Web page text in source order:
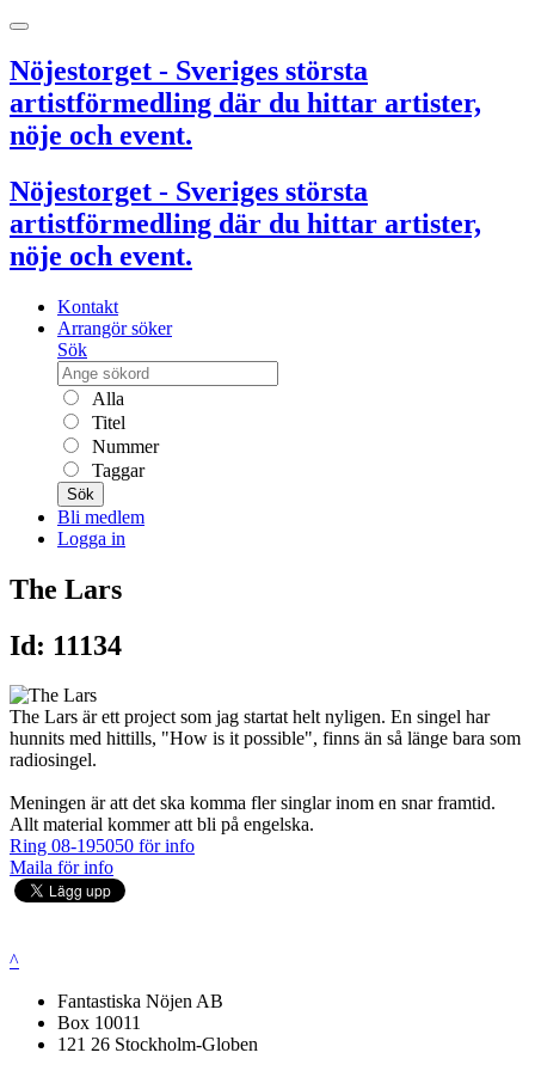
Nöjestorget - Sveriges största
artistförmedling där du hittar artister,
nöje och event.
Nöjestorget - Sveriges största
artistförmedling där du hittar artister,
nöje och event.
Kontakt
Arrangör söker
Sök
Alla
Titel
Nummer
Taggar
Sök
Bli medlem
Logga in
The Lars
Id: 11134
The Lars är ett project som jag startat helt nyligen. En singel har
hunnits med hittills, "How is it possible", finns än så länge bara som
radiosingel.
Meningen är att det ska komma fler singlar inom en snar framtid.
Allt material kommer att bli på engelska.
Ring 08-195050 för info
Maila för info
^
Fantastiska Nöjen AB
Box 10011
121 26 Stockholm-Globen